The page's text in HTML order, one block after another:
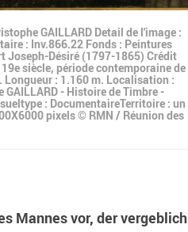
GAILLARD Detail de l'image :
: Inv.866.22 Fonds : Peintures
Joseph-Désiré (1797-1865) Crédit
siècle, période contemporaine de
: 1.160 m. Localisation :
- Histoire de Timbre -
: DocumentaireTerritoire : un
pixels © RMN / Réunion des
Mannes vor, der vergeblich